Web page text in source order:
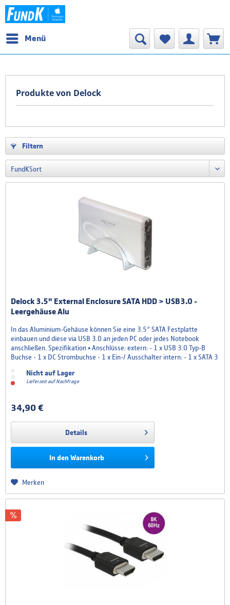
Menü
Produkte von Delock
Filtern
Delock 3.5" External Enclosure SATA HDD > USB3.0 -
Leergehäuse Alu
In das Aluminium-Gehäuse können Sie eine 3.5″ SATA Festplatte
einbauen und diese via USB 3.0 an jeden PC oder jedes Notebook
anschließen. Spezifikation • Anschlüsse: extern: - 1 x USB 3.0 Typ-B
Buchse - 1 x DC Strombuchse - 1 x Ein-/ Ausschalter intern: - 1 x SATA 3
Chipsatz: Asmedia • Datentransferrate...
Nicht auf Lager
Lieferzeit auf Nachfrage
34,90 €
Details
In den Warenkorb
Merken